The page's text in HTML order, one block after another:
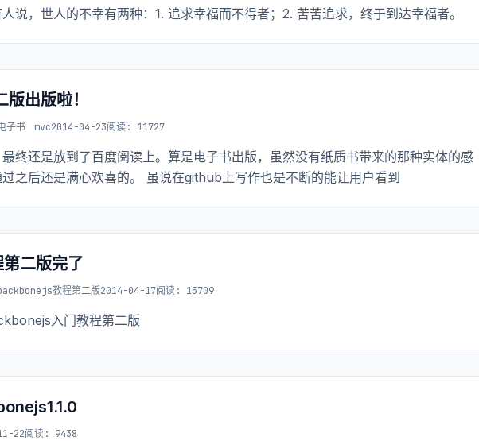
说，世人的不幸有两种：1. 追求幸福而不得者；2. 苦苦追求，终于到达幸福者。
出版啦！
子书 mvc2014-04-23阅读: 11727
终还是放到了百度阅读上。算是电子书出版，虽然没有纸质书带来的那种实体的感
之后还是满心欢喜的。 虽说在github上写作也是不断的能让用户看到
二版完了
教程第二版2014-04-17阅读: 15709
入门教程第二版
22阅读: 9438